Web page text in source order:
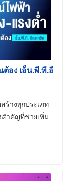
ต้อง เอ็น.พี.ที.อี
ร้างทุกประเภท
สำคัญที่ช่วยเพิ่ม